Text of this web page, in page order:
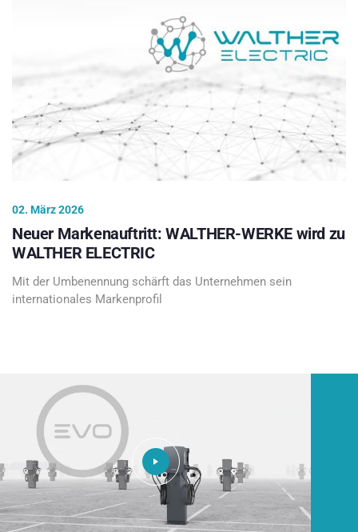
02. März 2026
Neuer Markenauftritt: WALTHER-WERKE wird zu
WALTHER ELECTRIC
Mit der Umbenennung schärft das Unternehmen sein
internationales Markenprofil